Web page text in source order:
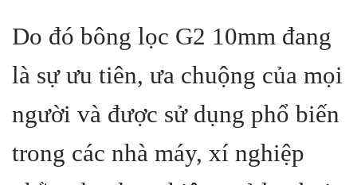
Do đó bông lọc G2 10mm đang
là sự ưu tiên, ưa chuộng của mọi
người và được sử dụng phổ biến
trong các nhà máy, xí nghiệp